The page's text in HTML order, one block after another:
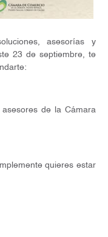
asesorías y
23 de septiembre, te
de la Cámara
quieres estar